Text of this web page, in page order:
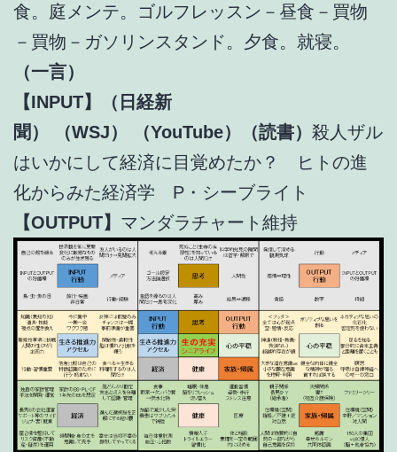
食。庭メンテ。ゴルフレッスン－昼食－買物
－買物－ガソリンスタンド。夕食。就寝。
（一言）
【INPUT】（日経新
聞）
（WSJ） （YouTube）（読書） 殺人ザル
はいかにして経済に目覚めたか？ ヒトの進
化からみた経済学 P・シーブライト
【OUTPUT】 マンダラチャート維持